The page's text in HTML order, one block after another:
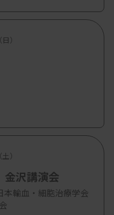
）
）
沢講演会
本輸血・細胞治療学会